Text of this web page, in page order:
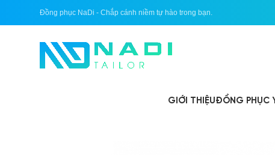
Đồng phục NaDi - Chắp cánh niềm tự hào trong bạn.
GIỚI THIỆUĐỒNG PHỤC